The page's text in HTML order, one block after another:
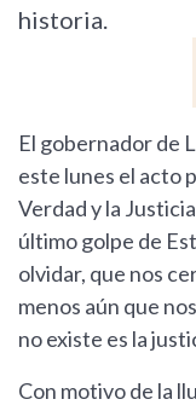
historia.
El gobernador de
este lunes el acto
Verdad y la
último golpe de
olvidar, que nos
menos aún que
no existe es la
Con motivo de la